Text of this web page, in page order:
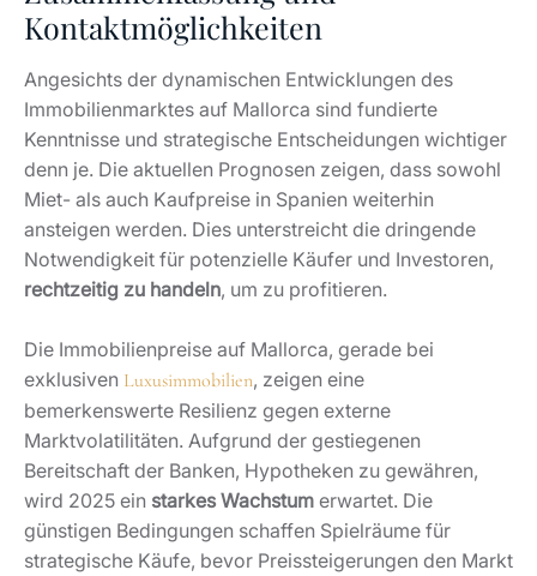
Kontaktmöglichkeiten
Angesichts der dynamischen Entwicklungen des
Immobilienmarktes auf Mallorca sind fundierte
Kenntnisse und strategische Entscheidungen wichtiger
denn je. Die aktuellen Prognosen zeigen, dass sowohl
Miet- als auch Kaufpreise in Spanien weiterhin
ansteigen werden. Dies unterstreicht die dringende
Notwendigkeit für potenzielle Käufer und Investoren,
rechtzeitig zu handeln, um zu profitieren.
Die Immobilienpreise auf Mallorca, gerade bei
exklusiven Luxusimmobilien, zeigen eine
bemerkenswerte Resilienz gegen externe
Marktvolatilitäten. Aufgrund der gestiegenen
Bereitschaft der Banken, Hypotheken zu gewähren,
wird 2025 ein starkes Wachstum erwartet. Die
günstigen Bedingungen schaffen Spielräume für
strategische Käufe, bevor Preissteigerungen den Markt